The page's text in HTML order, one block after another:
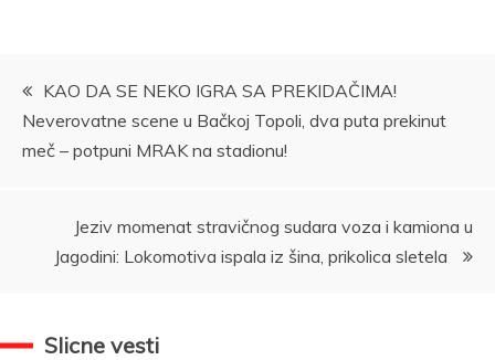
Kretanje
članka
KAO DA SE NEKO IGRA SA PREKIDAČIMA!
Neverovatne scene u Bačkoj Topoli, dva puta prekinut
meč – potpuni MRAK na stadionu!
Jeziv momenat stravičnog sudara voza i kamiona u
Jagodini: Lokomotiva ispala iz šina, prikolica sletela
Slicne vesti